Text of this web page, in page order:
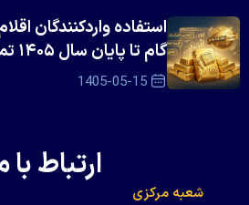
استفاده واردکنندگان
گام تا پایان سال ۱۴۰۵ تمدید شد
1405-05-15
ارتباط با
شعبه مرکزی